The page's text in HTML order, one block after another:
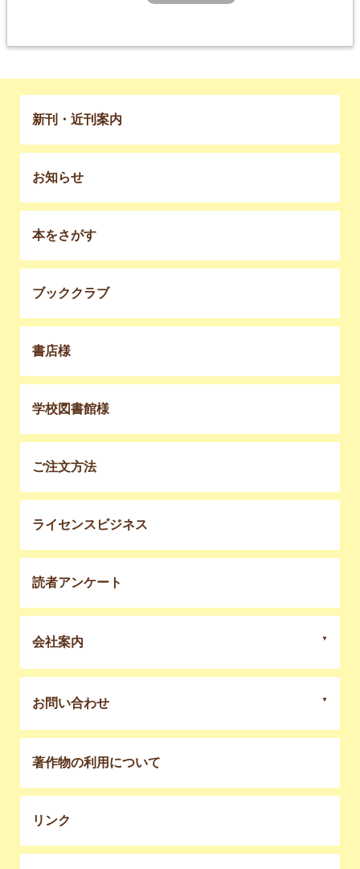
新刊・近刊案内
お知らせ
本をさがす
ブッククラブ
書店様
学校図書館様
ご注文方法
ライセンスビジネス
読者アンケート
会社案内
お問い合わせ
著作物の利用について
リンク